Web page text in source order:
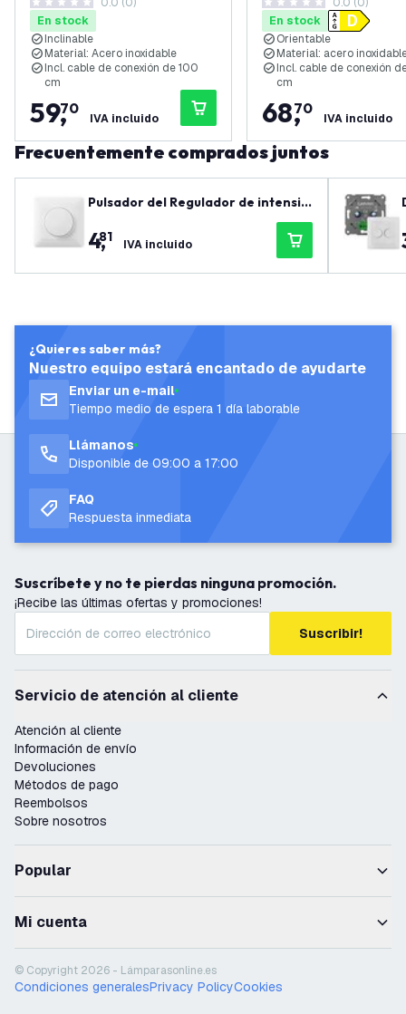
GU10 - Acero Inoxidable -
Cable de 1M - Orientable
0 estrellas de puntuación
En stock
Inclinable
Material: Acero inoxidable
Incl. cable de conexión de 100
cm
59,
70
IVA incluido
- 2700K - Cable de
Negro - Orientable
0 estrellas de puntuación
En stock
Orientable
Material: acero
Incl. cable de conexión
cm
68,
70
IVA incluido
Frecuentemente comprados juntos
Pulsador del Regulador de intensid
4,
81 IVA incluido
¿Quieres saber más?
Nuestro equipo estará encantado de ayudarte
Enviar un e-mail
Tiempo medio de espera 1 día laborable
Llámanos
Disponible de 09:00 a 17:00
FAQ
Respuesta inmediata
Suscríbete y no te pierdas ninguna promoción.
¡Recibe las últimas ofertas y promociones!
Suscribir!
Servicio de atención al cliente
Atención al cliente
Información de envío
Devoluciones
Métodos de pago
Reembolsos
Sobre nosotros
Popular
Mi cuenta
© Copyright 2026 - Lámparasonline.es
Condiciones generalesPrivacy PolicyCookies